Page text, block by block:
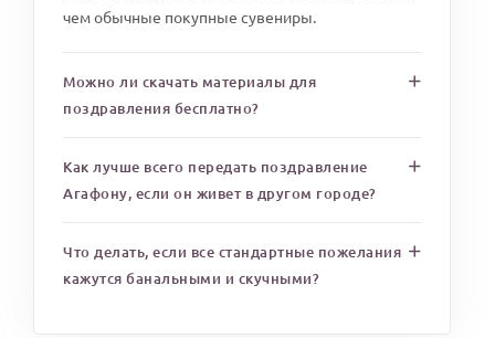
чем обычные покупные сувениры.
Можно ли скачать материалы для
поздравления бесплатно?
Как лучше всего передать поздравление
Агафону, если он живет в другом городе?
Что делать, если все стандартные пожелания
кажутся банальными и скучными?